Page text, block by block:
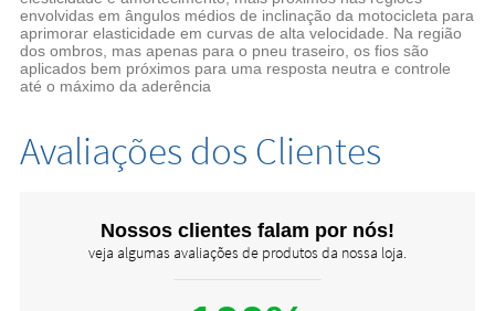
envolvidas em ângulos médios de inclinação da motocicleta para
aprimorar elasticidade em curvas de alta velocidade. Na região
dos ombros, mas apenas para o pneu traseiro, os fios são
aplicados bem próximos para uma resposta neutra e controle
até o máximo da aderência
Avaliações dos Clientes
Nossos clientes falam por nós!
veja algumas avaliações de produtos da nossa loja.